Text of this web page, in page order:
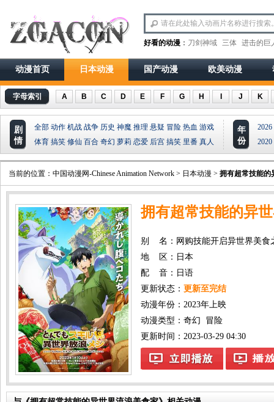
好看的动漫 ： 刀剑神域 三体 进击的巨
动漫首页 日本动漫 国产动漫 欧美动漫
字母索引 A B C D E F G H J K
剧
情
全部 动作 机战 战争 历史 神魔 推理 悬疑 冒险 热血 游戏
体育 搞笑 修仙 百合 奇幻 萝莉 恋爱 后宫 搞笑 里番 真人
年
份
2026
2020
当前的位置： 中国动漫网-Chinese Animation Network > 日本动漫 > 拥有超常技能的
拥有超常技能的异
别 名：网购技能开启异世界美食
地 区：日本
配 音：日语
更新状态： 更新至完结
动漫年份： 2023年上映
动漫类型： 奇幻
冒险
更新时间：2023-03-29 04:30